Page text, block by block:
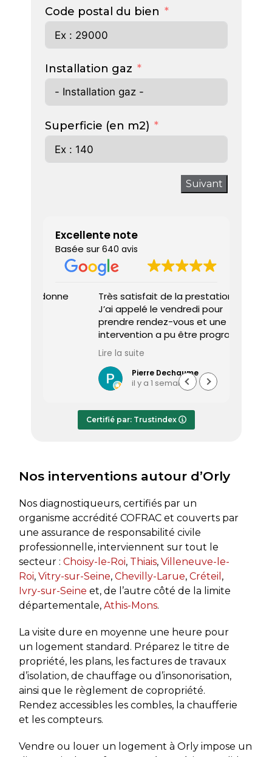
Code postal du bien
Installation gaz
Superficie (en m2)
Suivant
Excellente note
Basée sur 640 avis
Très satisfait de la prestation.
J’ai appelé le vendredi pour
prendre rendez-vous et une
intervention a pu être programmée
dès le lundi matin.
Le diagnostiqueur est arrivé à
l’heure, a été très professionnel,
efficace et a pris le temps de
Le rapport de diagnostic m’a été
transmis dès le lundi soir, ce qui est
Lire la suite
Pierre Dechaume
il y a 1 semaine
Certifié par: Trustindex
Nos interventions autour d’Orly
Nos diagnostiqueurs, certifiés par un
organisme accrédité COFRAC et couverts par
une assurance de responsabilité civile
professionnelle, interviennent sur tout le
secteur : Choisy-le-Roi, Thiais, Villeneuve-le-
Roi, Vitry-sur-Seine, Chevilly-Larue, Créteil ,
Ivry-sur-Seine et, de l’autre côté de la limite
départementale, Athis-Mons.
La visite dure en moyenne une heure pour
un logement standard. Préparez le titre de
propriété, les plans, les factures de travaux
d’isolation, de chauffage ou d’insonorisation,
ainsi que le règlement de copropriété.
Rendez accessibles les combles, la chaufferie
et les compteurs.
Vendre ou louer un logement à Orly impose un